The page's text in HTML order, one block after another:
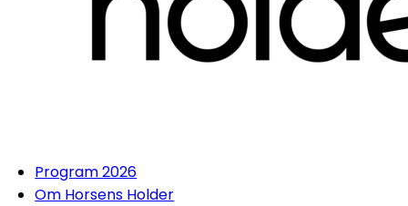
Program 2026
Om Horsens Holder